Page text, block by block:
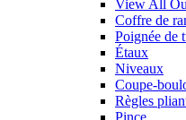
View All
Coffre de
Poignée de
Étaux
Niveaux
Coupe-
Règles